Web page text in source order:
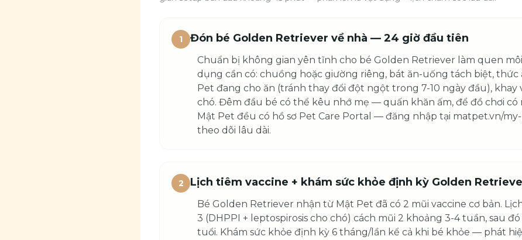
1 Đón bé Golden Retriever về nhà — 24 giờ đầu tiên
Chuẩn bị không gian yên tĩnh cho bé Golden Retriever làm quen
dụng cần có: chuồng hoặc giường riêng, bát ăn-uống tách biệt, thức
Pet đang cho ăn (tránh thay đổi đột ngột trong 7-10 ngày đầu), khay
chó. Đêm đầu bé có thể kêu nhớ mẹ — quấn khăn ấm, để đồ chơi có
Mật Pet đều có hồ sơ Pet Care Portal — đăng nhập tại matpet.vn/
theo dõi lâu dài.
2 Lịch tiêm vaccine + khám sức khỏe định kỳ Golden
Bé Golden Retriever nhận từ Mật Pet đã có 2 mũi vaccine cơ bản.
3 (DHPPI + leptospirosis cho chó) cách mũi 2 khoảng 3-4 tuần, sau
tuổi. Khám sức khỏe định kỳ 6 tháng/lần kể cả khi bé khỏe — phát